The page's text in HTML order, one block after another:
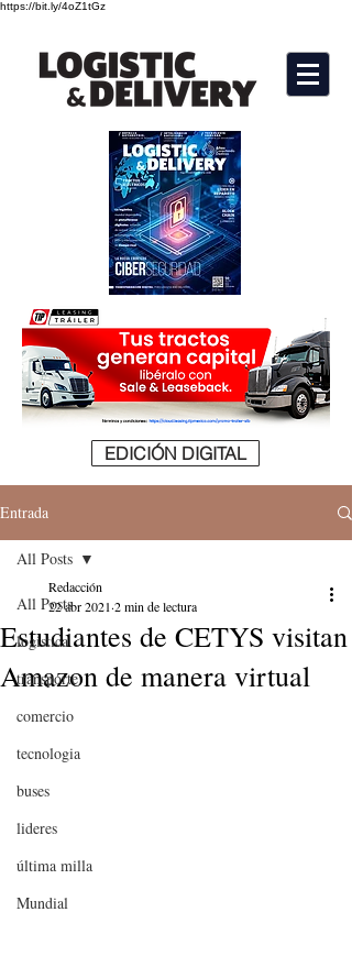
https://bit.ly/4oZ1tGz
EDICIÓN DIGITAL
Entrada
All Posts
logistica
transporte
comercio
tecnologia
buses
lideres
última milla
Mundial
All Posts
Estudiantes de CETYS visitan
Amazon de manera virtual
Redacción
22 abr 2021 2 min de lectura